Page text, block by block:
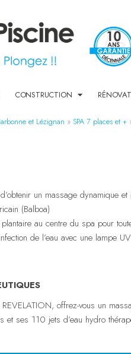
CONSTRUCTION
et Lézignan » SPA 7 places et +
un massage dynamique et
(Balboa)
au centre du spa pour
de l’eau avec une lampe
offrez-vous un
et ses 110 jets d’eau hydro